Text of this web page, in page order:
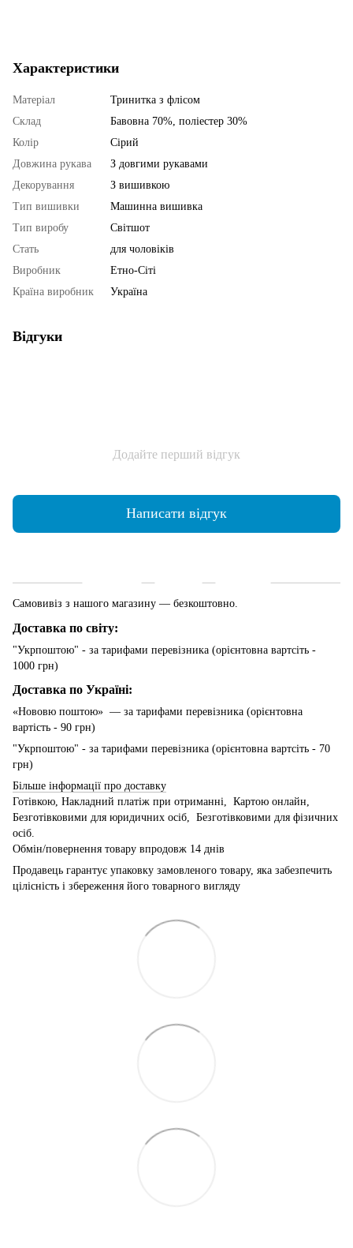
Характеристики
Матеріал
Тринитка з флісом
Склад
Бавовна 70%, поліестер 30%
Колір
Сірий
Довжина рукава
З довгими рукавами
Декорування
З вишивкою
Тип вишивки
Машинна вишивка
Тип виробу
Світшот
Стать
для чоловіків
Виробник
Етно-Сіті
Країна виробник
Україна
Відгуки
Додайте перший відгук
Написати відгук
Самовивіз з нашого магазину — безкоштовно.
Доставка по світу:
"Укрпоштою" - за тарифами перевізника (орієнтовна вартсіть -
1000 грн)
Доставка по Україні:
«Нововю поштою» — за тарифами перевізника (орієнтовна
вартість - 90 грн)
"Укрпоштою" - за тарифами перевізника (орієнтовна вартсіть - 70
грн)
Більше інформації про доставку
Готівкою, Накладний платіж при отриманні, Картою онлайн,
Безготівковими для юридичних осіб, Безготівковими для фізичних
осіб.
Обмін/повернення товару впродовж 14 днів
Продавець гарантує упаковку замовленого товару, яка забезпечить
цілісність і збереження його товарного вигляду